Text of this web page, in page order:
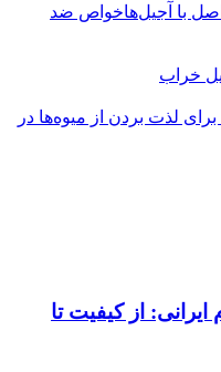
با آجیل‌هاخواص ضد
خراب
لذت بردن از میوه‌ها در
از کیفیت تا